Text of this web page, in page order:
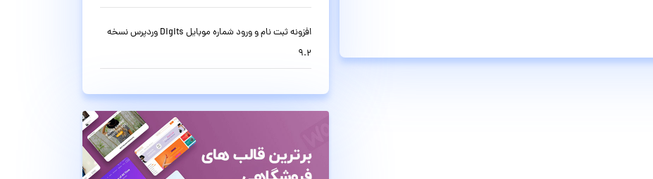
افزونه ثبت نام و ورود شماره موبایل Digits وردپرس نسخه
9.2